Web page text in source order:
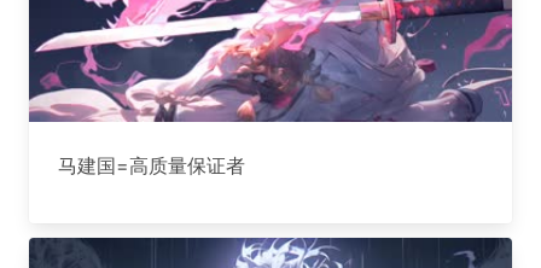
马建国=高质量保证者